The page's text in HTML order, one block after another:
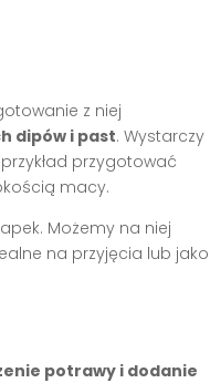
z niej
dipów i past. Wystarczy
przygotować
macy.
Możemy na niej
na przyjęcia lub jako
potrawy i dodanie